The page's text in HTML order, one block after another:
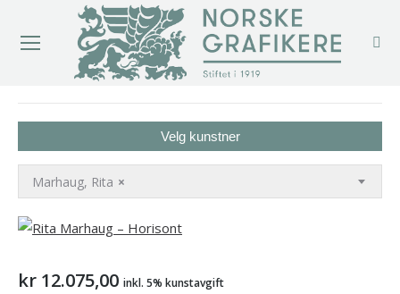
Velg kunstner
×
Marhaug, Rita
kr 12.075,00 inkl. 5% kunstavgift